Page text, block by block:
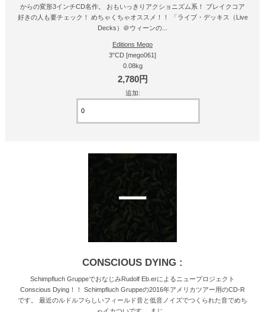
からの変形3インチCD名作。 おもいっきりアクショニズム系！ ブレイクコア
好きの人も要チェック！ めちゃくちゃオススメ！！ 「ライブ・デッキス（Live
Decks）＠ウィーンの...
Editions Mego
3"CD [mego061]
0.08kg
2,780円
追加:
CONSCIOUS DYING :
Schimpfluch GruppeでおなじみRudolf Eb.erによるニュープロジェクト
Conscious Dying！！ Schimpfluch Gruppeの2016年アメリカツアー用のCD-R
です。 最近のルドルフらしいフィールド音と低音ノイズでつくられた音でめち